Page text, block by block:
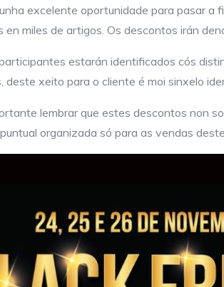
excelente oportunidade para pasar a
en miles de artigos. Os descontos irán
estarán identificados cós
deste xeito para o cliente é moi sinxelo
lembrar que estes descontos non
organizada só para as vendas